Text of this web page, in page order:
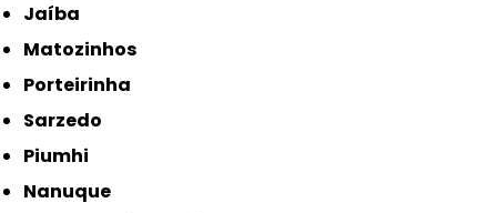
Jaíba
Matozinhos
Porteirinha
Sarzedo
Piumhi
Nanuque